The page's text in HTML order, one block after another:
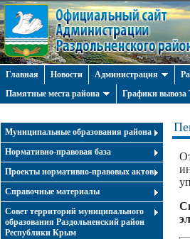
Главная Новости Администрация
Памятные места района
Графики
Муниципальные образования района
Нормативно-правовая база
Проекты нормативно-правовых актов
Справочные материалы
Совет территорий муниципального
образования Раздольненский район
Республики Крым